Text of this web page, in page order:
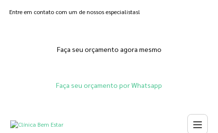
Entre em contato com um de nossos especialistas!
Faça seu orçamento agora mesmo
Faça seu orçamento por Whatsapp